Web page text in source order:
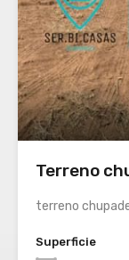
Terreno
terreno
Superficie